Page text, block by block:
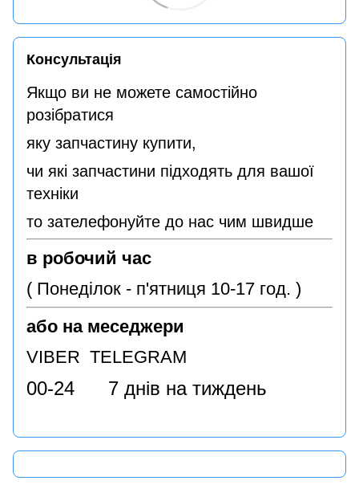
Консультація
Якщо ви не можете самостійно
розібратися
яку запчастину купити,
чи які запчастини підходять для вашої
техніки
то зателефонуйте до нас чим швидше
в робочий час
( Понеділок - п'ятниця 10-17 год. )
або на меседжери
VIBER TELEGRAM
00-24 7 днів на тиждень